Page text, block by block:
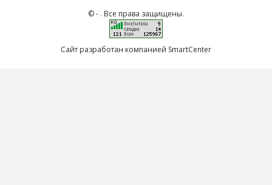
© - . Все права защищены.
Сайт разработан компанией SmartCenter